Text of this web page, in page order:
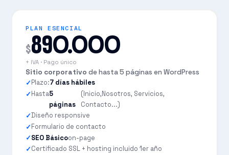
PLAN ESENCIAL
$890.000
+ IVA · Pago único
Sitio corporativo de hasta 5 páginas en WordPress
Plazo:7 días hábiles
Hasta5
páginas
(Inicio,Nosotros, Servicios,
Contacto...)
Diseño responsive
Formulario de contacto
SEO Básicoon-page
Certificado SSL + hosting incluido 1er año